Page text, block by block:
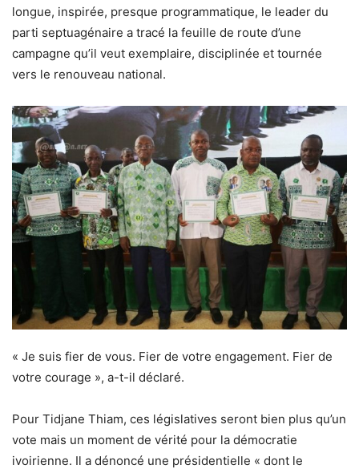
longue, inspirée, presque programmatique, le leader du
parti septuagénaire a tracé la feuille de route d’une
campagne qu’il veut exemplaire, disciplinée et tournée
vers le renouveau national.
« Je suis fier de vous. Fier de votre engagement. Fier de
votre courage », a-t-il déclaré.
Pour Tidjane Thiam, ces législatives seront bien plus qu’un
vote mais un moment de vérité pour la démocratie
ivoirienne. Il a dénoncé une présidentielle « dont le